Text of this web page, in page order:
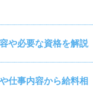
や必要な資格を解説
仕事内容から給料相